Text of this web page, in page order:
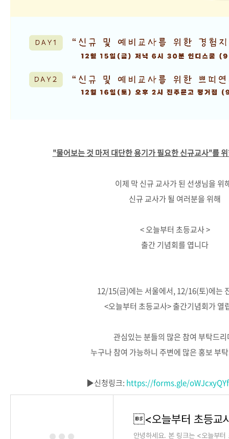
"물어보는 것 마저 대단한 용기가 필요한 신규교사"를
이제 막 신규 교사가 된 선생님을 위
신규 교사가 될 여러분을 위해
< 오늘부터 초등교사 >
출간 기념회를 엽니다
12/15(금)에는 서울에서, 12/16(토)에는
<오늘부터 초등교사> 출간기념회가 열
관심있는 분들의 많은 참여 부탁드
누구나 참여 가능하니 주변에 많은 홍보 부
▶️신청링크: https://forms.gle/
안녕하세요. 본 링크는 <오늘부